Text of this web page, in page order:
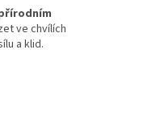
ve chvílích
a klid.